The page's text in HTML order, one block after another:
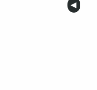
Anterior
◀︎